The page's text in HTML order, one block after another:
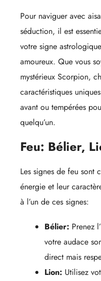
Pour naviguer avec
séduction, il est
votre signe
amoureux. Que vous
mystérieux Scorpion,
caractéristiques
avant ou tempérées
quelqu’un.
Feu: Bélier,
Les signes de feu sont
énergie et leur
à l’un de ces signes:
Bélier: Prenez
votre audace
direct mais
Lion: Utilisez